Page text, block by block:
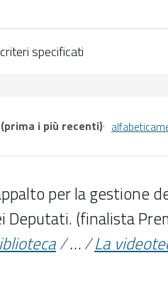
specificati
i più recenti)·
per la gestione
Deputati. (finalista
/…/La